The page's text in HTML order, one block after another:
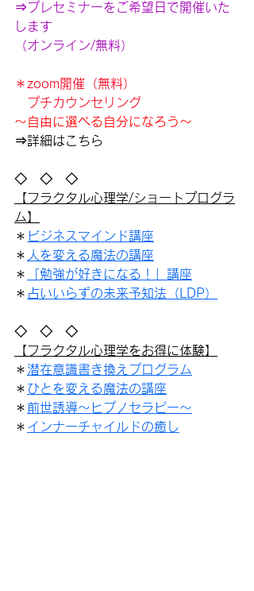
⇒プレセミナーをご希望日で開催いた
します
（オンライン/無料）
＊zoom開催（無料）
プチカウンセリング
～自由に選べる自分になろう～
⇒詳細はこちら
◇　◇　◇
【フラクタル心理学/ショートプログラ
ム】
＊ ビジネスマインド講座
＊ 人を変える魔法の講座
＊
「勉強が好きになる！」講座
＊ 占いいらずの未来予知法（LDP）
◇　◇　◇
【フラクタル心理学をお得に体験】
＊ 潜在意識書き換えプログラム
＊ ひとを変える魔法の講座
＊前世誘導～ヒプノセラピー～
＊ インナーチャイルドの癒し